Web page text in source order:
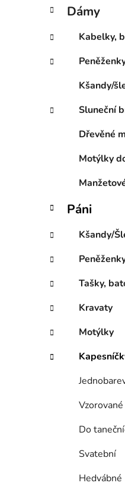
p
a
e
e
o
i
Dámy
Kabelky,
Kšandy/
Sluneční
Dřevěné
Motýlky
Páni
Kšandy/
Tašky,
Kravaty
Motýlky
Vzorované
Do
Svatební
Hedvábné